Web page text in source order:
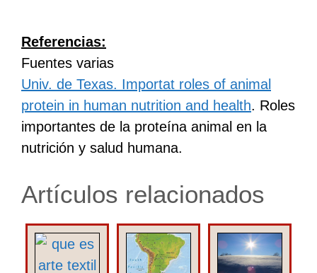
Referencias:
Fuentes varias
Univ. de Texas. Importat roles of animal
protein in human nutrition and health. Roles
importantes de la proteína animal en la
nutrición y salud humana.
Artículos relacionados